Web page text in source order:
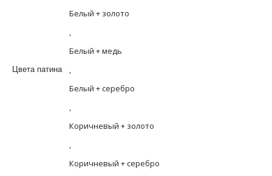
Цвета патина
Белый + золото
,
Белый + медь
,
Белый + серебро
,
Коричневый + золото
,
Коричневый + серебро